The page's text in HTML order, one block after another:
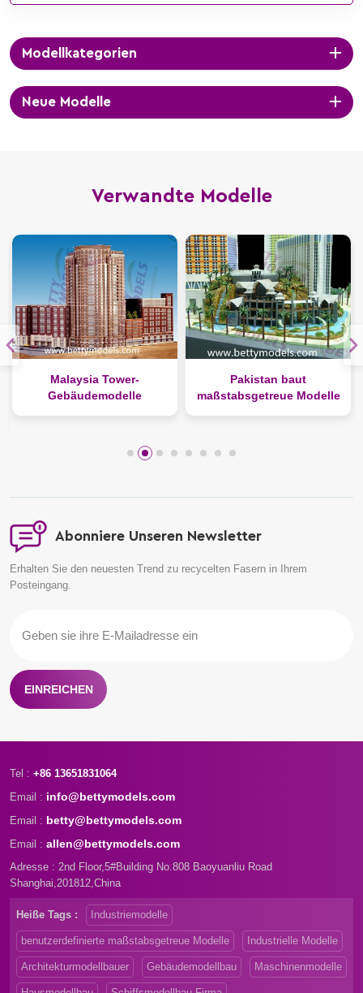
Modellkategorien
Neue Modelle
Verwandte Modelle
Malaysia Tower-
Gebäudemodelle
Pakistan baut
maßstabsgetreue Modelle
Abonniere Unseren Newsletter
Erhalten Sie den neuesten Trend zu recycelten Fasern in Ihrem
Posteingang.
EINREICHEN
Tel : +86 13651831064
Email : info@bettymodels.com
Email : betty@bettymodels.com
Email : allen@bettymodels.com
Adresse : 2nd Floor,5#Building No.808 Baoyuanliu Road
Shanghai,201812,China
Heiße Tags : Industriemodelle
benutzerdefinierte maßstabsgetreue Modelle Industrielle Modelle
Architekturmodellbauer Gebäudemodellbau Maschinenmodelle